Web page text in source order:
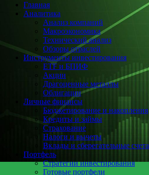
Главная
Аналитика
Анализ компаний
Макроэкономика
Технический анализ
Обзоры отраслей
Инструменты инвестирования
ETF и БПИФ
Акции
Драгоценные металлы
Облигации
Личные финансы
Бюджетирование и накопления
Кредиты и займы
Страхование
Налоги и вычеты
Вклады и сберегательные счета
Портфель
Стратегии инвестирования
Готовые портфели